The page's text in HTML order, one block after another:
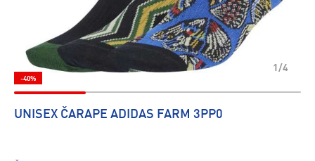
1/4
-40%
UNISEX ČARAPE ADIDAS FARM 3PP0